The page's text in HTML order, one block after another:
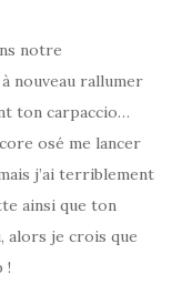
notre
nouveau rallumer
ton carpaccio…
osé me lancer
j’ai terriblement
ainsi que ton
alors je crois que
!